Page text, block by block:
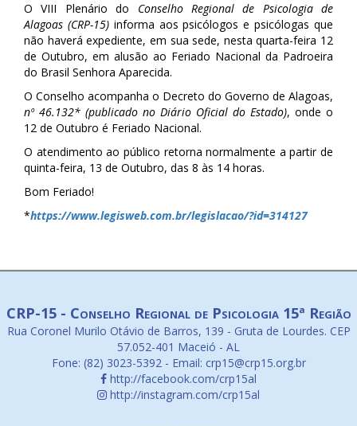
O VIII Plenário do Conselho Regional de Psicologia de
Alagoas (CRP-15)informa aos psicólogos e psicólogas que
não haverá expediente, em sua sede, nesta quarta-feira 12
de Outubro, em alusão ao Feriado Nacional da Padroeira
do Brasil Senhora Aparecida.
O Conselho acompanha o Decreto do Governo de Alagoas,
nº 46.132* (publicado no Diário Oficial do Estado), onde o
12 de Outubro é Feriado Nacional.
O atendimento ao público retorna normalmente a partir de
quinta-feira, 13 de Outubro, das 8 às 14 horas.
Bom Feriado!
*https://www.legisweb.com.br/legislacao/?id=314127
CRP-15 - Conselho Regional de Psicologia 15ª Região
Rua Coronel Murilo Otávio de Barros, 139 - Gruta de Lourdes. CEP
57.052-401 Maceió - AL
Fone: (82) 3023-5392 - Email: crp15@crp15.org.br
http://facebook.com/crp15al
http://instagram.com/crp15al